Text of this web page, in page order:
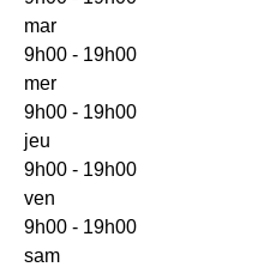
mar
9h00 - 19h00
mer
9h00 - 19h00
jeu
9h00 - 19h00
ven
9h00 - 19h00
sam